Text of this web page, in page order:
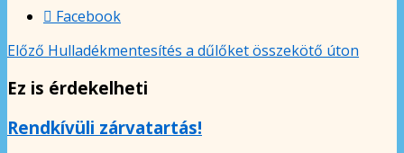
Facebook
Előző Hulladékmentesítés a dűlőket összekötő úton
Ez is érdekelheti
Rendkívüli zárvatartás!